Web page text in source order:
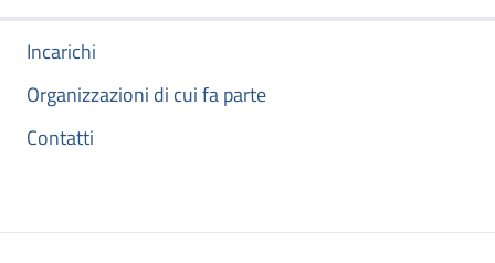
Incarichi
Organizzazioni di cui fa parte
Contatti